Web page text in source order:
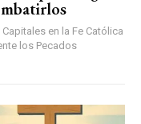
en la Fe Católica
los Pecados